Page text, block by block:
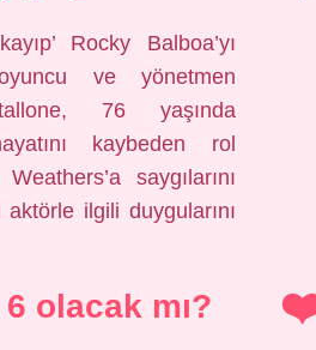
Rocky Balboa’yı
ve yönetmen
76 yaşında
kaybeden rol
saygılarını
ilgili duygularını
olacak mı?